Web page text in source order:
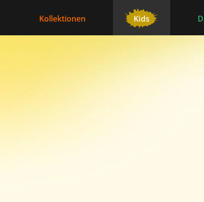
Kollektionen